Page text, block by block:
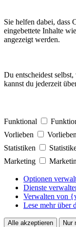
Sie helfen dabei, dass
eingebettete Inhalte
angezeigt werden.
Du entscheidest
kannst du jederzeit
Funktional
Vorlieben
Vorlieben
Statistiken
Marketing
Optionen
Dienste
Verwalten von
Lese mehr über
Alle akzeptieren Nur